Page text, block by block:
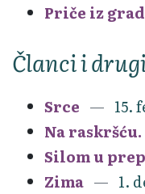
Priče iz
Članci i
Srce
15.
Na raskršću.
Silom u
Zima
1.